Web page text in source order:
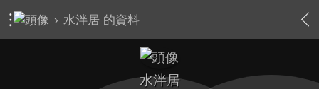
› 水泮居 的資料
水泮居